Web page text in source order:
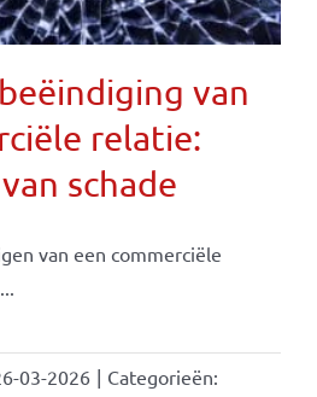
van
relatie:
schade
van een commerciële
03-2026 | Categorieën: